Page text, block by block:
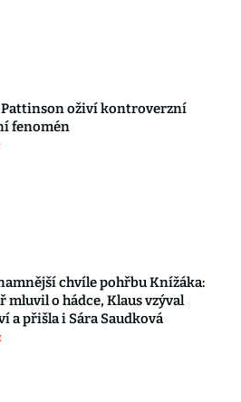
oživí kontroverzní
fenomén
chvíle pohřbu Knížáka:
mluvil o hádce, Klaus vzýval
a přišla i Sára Saudková